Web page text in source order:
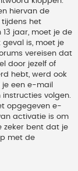
hiervan de
tijdens het
jaar, moet je de
is, moet je
vereisen dat
door jezelf of
hebt, werd ook
je een e-mail
volgen.
opgegeven e-
activatie is om
zeker bent dat je
met de